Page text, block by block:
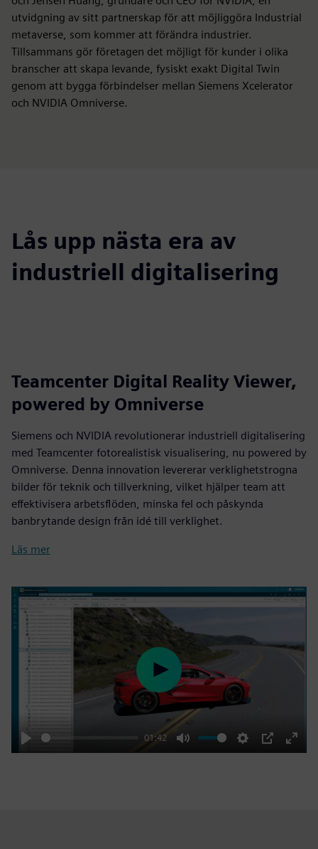
utvidgning av sitt partnerskap för att möjliggöra Industrial
metaverse, som kommer att förändra industrier.
Tillsammans gör företagen det möjligt för kunder i olika
branscher att skapa levande, fysiskt exakt Digital Twin
genom att bygga förbindelser mellan Siemens Xcelerator
och NVIDIA Omniverse.
Lås upp nästa era av
industriell digitalisering
Teamcenter Digital Reality Viewer,
powered by Omniverse
Siemens och NVIDIA revolutionerar industriell digitalisering
med Teamcenter fotorealistisk visualisering, nu powered by
Omniverse. Denna innovation levererar verklighetstrogna
bilder för teknik och tillverkning, vilket hjälper team att
effektivisera arbetsflöden, minska fel och påskynda
banbrytande design från idé till verklighet.
Läs mer
Play
01:42
Mute Settings
PIP
Enter
Play